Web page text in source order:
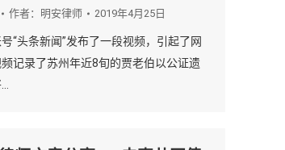
作者： 明安律师 2019年4月25日
“头条新闻”发布了一段视频，引起了网
记录了苏州年近8旬的贾老伯以公证遗